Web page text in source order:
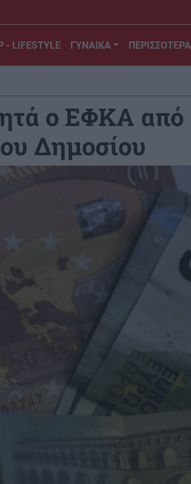
- LIFESTYLE ΓΥΝΑΙΚΑ ΠΕΡΙΣΣΟΤΕΡΑ
ο ΕΦΚΑ από
Δημοσίου